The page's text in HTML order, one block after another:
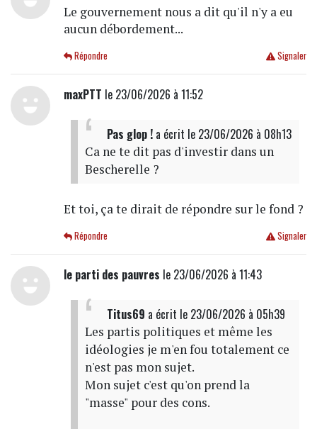
Le gouvernement nous a dit qu'il n'y a eu
aucun débordement...
Signaler
Répondre
maxPTT le 23/06/2026 à 11:52
Pas glop !a écrit le 23/06/2026 à 08h13
Ca ne te dit pas d'investir dans un
Bescherelle ?
Et toi, ça te dirait de répondre sur le fond ?
Signaler
Répondre
le parti des pauvres le 23/06/2026 à 11:43
Titus69 a écrit le 23/06/2026 à 05h39
Les partis politiques et même les
idéologies je m'en fou totalement ce
n'est pas mon sujet.
Mon sujet c'est qu'on prend la
"masse" pour des cons.